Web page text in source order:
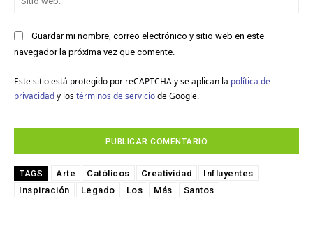
Guardar mi nombre, correo electrónico y sitio web en este
navegador la próxima vez que comente.
Este sitio está protegido por reCAPTCHA y se aplican la política de
privacidady los términos de serviciode Google.
TAGS Arte Católicos Creatividad
Influyentes
Inspiración
Legado Los Más Santos